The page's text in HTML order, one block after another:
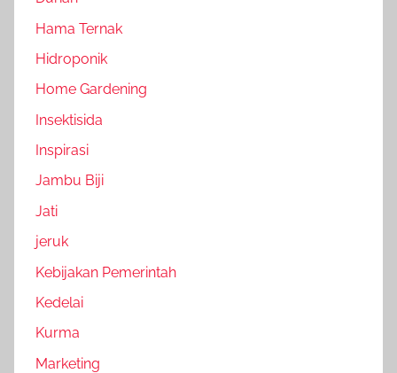
Hama Ternak
Hidroponik
Home Gardening
Insektisida
Inspirasi
Jambu Biji
Jati
jeruk
Kebijakan Pemerintah
Kedelai
Kurma
Marketing